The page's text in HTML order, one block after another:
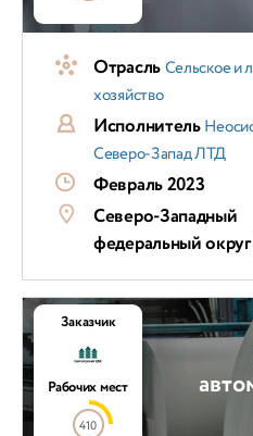
ОтрасльСельское и
хозяйство
Исполнитель
Северо-Запад ЛТД
Февраль 2023
Северо-Западный
федеральный
Заказчик
Рабочих мест
410